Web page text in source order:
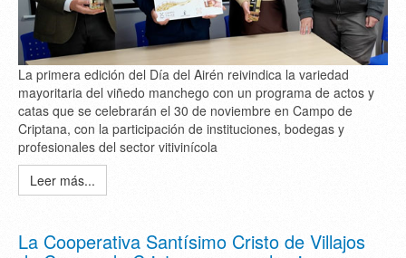
La primera edición del Día del Airén reivindica la variedad
mayoritaria del viñedo manchego con un programa de actos y
catas que se celebrarán el 30 de noviembre en Campo de
Criptana, con la participación de instituciones, bodegas y
profesionales del sector vitivinícola
Leer más...
La Cooperativa Santísimo Cristo de Villajos